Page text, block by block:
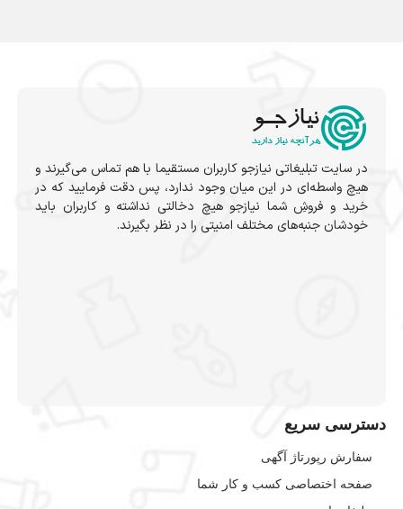
در سایت تبلیغاتی نیازجو کاربران مستقیما با هم تماس می‌گیرند و
هیچ واسطه‌ای در این میان وجود ندارد، پس دقت فرمایید که در
خرید و فروشِ شما نیازجو هیچ دخالتی نداشته و کاربران باید
خودشان جنبه‌های مختلف امنیتی را در نظر بگیرند.
دسترسی سریع
سفارش رپورتاژ آگهی
صفحه اختصاصی کسب و کار شما